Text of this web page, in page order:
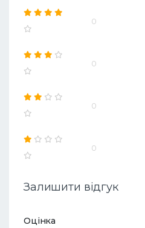
0
0
0
0
Залишити відгук
Оцінка